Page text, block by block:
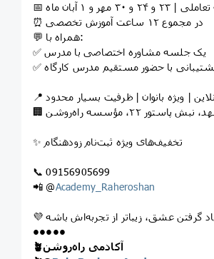
و ۳۰ مهر و ۱ آبان ماه
⏰ در مجموع ۱۲ ساعت آموزش تخصصی
💬 همراه با:
✅ یک جلسه مشاوره اختصاصی با مدرس
پشتیبانی با حضور مستقیم مدرس کارگاه
| ویژه بانوان | ظرفیت بسیار محدود
نبش پاستور ۲۲، مؤسسه راه‌روشن
✨ تخفیف‌های ویژه ثبت‌نام زودهنگام
📞 09156905699
📲 @Academy_Raheroshan
•••••
🪴آکادمی راه‌روشن